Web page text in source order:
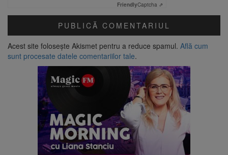
FriendlyCaptcha ⇗
Acest site folosește Akismet pentru a reduce spamul. Află cum
sunt procesate datele comentariilor tale.